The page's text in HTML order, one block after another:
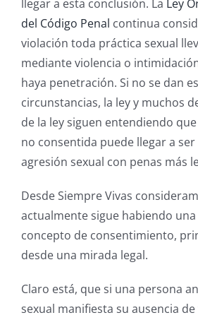
llegar a esta conclusión. La Ley
del Código Penal continua
violación toda práctica sexual
mediante violencia o
haya penetración. Si no se dan
circunstancias, la ley y muchos
de la ley siguen entendiendo
no consentida puede llegar a
agresión sexual con penas más
Desde Siempre Vivas
actualmente sigue habiendo
concepto de consentimiento,
desde una mirada legal.
Claro está, que si una persona
sexual manifiesta su ausencia